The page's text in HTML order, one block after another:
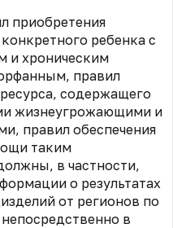
приобретения
ребенка с
и хроническим
правил
содержащего
жизнеугрожающими и
правил обеспечения
таким
в частности,
о результатах
от регионов по
в